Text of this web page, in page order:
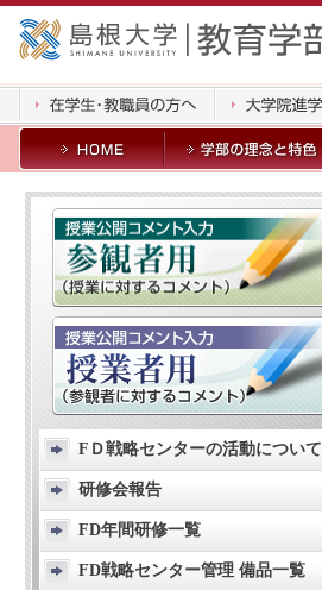
FＤ戦略センターの活動について
研修会報告
FD年間研修一覧
FD戦略センター管理 備品一覧